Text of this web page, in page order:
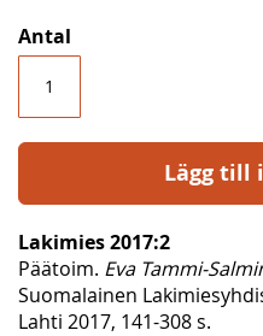
Antal
Lägg till
Lakimies 2017:2
Päätoim. Eva Tammi-
Suomalainen
Lahti 2017, 141-308 s.